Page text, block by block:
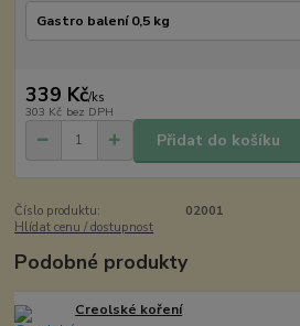
339 Kč/ks
303 Kč bez DPH
Přidat do košíku
Číslo produktu:
02001
Hlídat cenu / dostupnost
Podobné produkty
Creolské koření